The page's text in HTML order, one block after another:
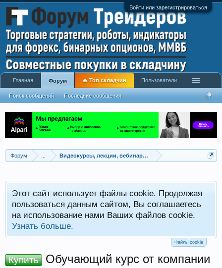
Войти или зарегистрироваться
Форум Видеокурсы, лекции, вебинары, учебный материал
Этот сайт использует файлы cookie. Продолжая
пользоваться данным сайтом, Вы соглашаетесь
на использование нами Ваших файлов cookie.
Узнать больше.
Файлы cookie
Купить
Обучающий курс от компании
Главная Форум
Поиск сообщений Последние сообщения
🔥 Топ складчин Пользователи